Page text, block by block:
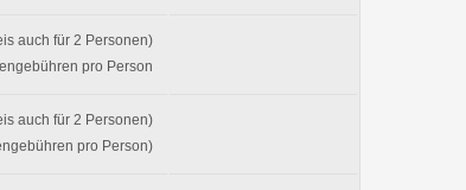
auch für 2 Personen)
pro Person
auch für 2 Personen)
pro Person)